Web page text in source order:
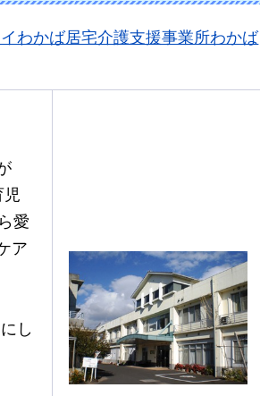
わかば居宅介護支援事業所わかば
児
愛
ア
し